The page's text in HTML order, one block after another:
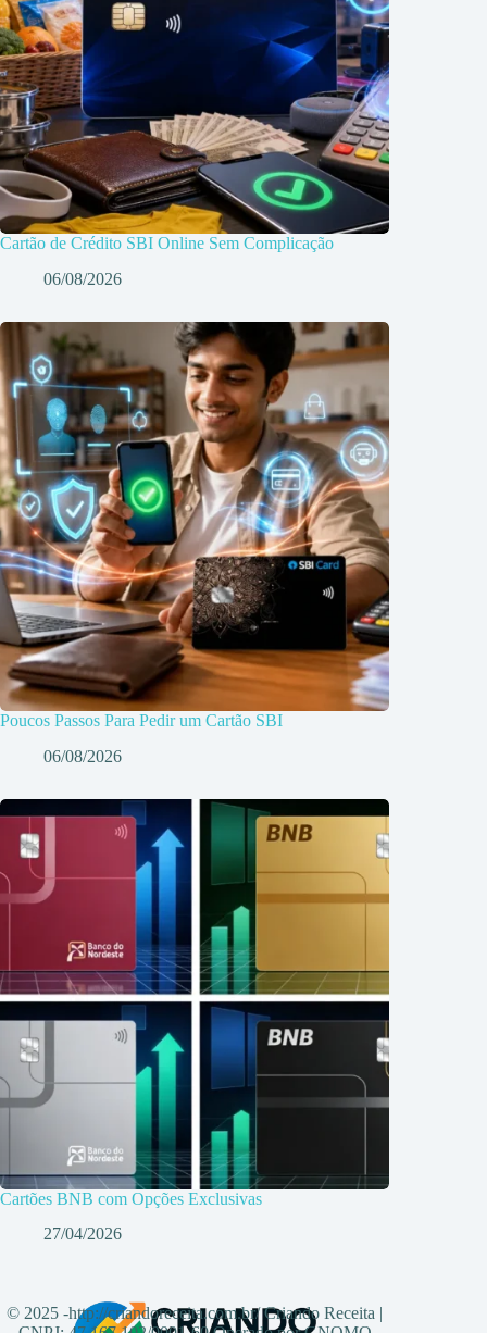
Cartão de Crédito SBI Online Sem Complicação
06/08/2026
Poucos Passos Para Pedir um Cartão SBI
06/08/2026
Cartões BNB com Opções Exclusivas
27/04/2026
© 2025 -http://criandoreceita.com.br/ Criando Receita |